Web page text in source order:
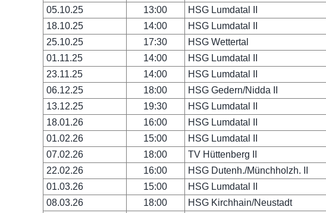
05.10.25
13:00 HSG Lumdatal II
18.10.25
14:00 HSG Lumdatal II
25.10.25
17:30 HSG Wettertal
01.11.25
14:00 HSG Lumdatal II
23.11.25
14:00 HSG Lumdatal II
06.12.25
18:00 HSG Gedern/Nidda II
13.12.25
19:30 HSG Lumdatal II
18.01.26
16:00 HSG Lumdatal II
01.02.26
15:00 HSG Lumdatal II
07.02.26
18:00 TV Hüttenberg II
22.02.26
16:00 HSG Dutenh./Münchholzh. II
01.03.26
15:00 HSG Lumdatal II
08.03.26
18:00 HSG Kirchhain/Neustadt